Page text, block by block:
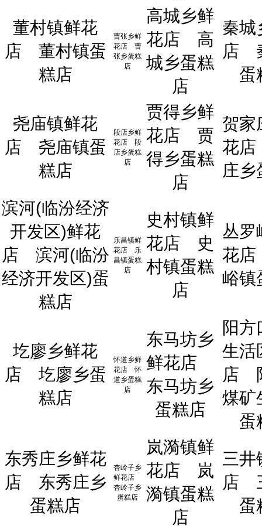
董村镇鲜花
店
董村镇蛋
糕店
曹张乡鲜
花店
曹
张乡蛋糕
店
高城乡鲜
花店
高
城乡蛋糕
店
秦城
店
蛋
尧庙镇鲜花
店
尧庙镇蛋
糕店
段店乡鲜
花店
段
店乡蛋糕
店
贾得乡鲜
花店
贾
得乡蛋糕
店
贺家
花店
庄乡
滨河(临汾经济
开发区)鲜花
店
滨河(临汾
经济开发区)蛋
糕店
乐昌镇鲜
花店
乐
昌镇蛋糕
店
史村镇鲜
花店
史
村镇蛋糕
店
丛罗
花店
峪镇
圪廖乡鲜花
店
圪廖乡蛋
糕店
怀道乡鲜
花店
怀
道乡蛋糕
店
东马坊乡
鲜花店
东马坊乡
蛋糕店
阳方
生活
店
煤矿
蛋
东秀庄乡鲜花
店
东秀庄乡
蛋糕店
杏岭子乡
鲜花店
杏岭子乡
蛋糕店
岚漪镇鲜
花店
岚
漪镇蛋糕
店
三井
店
蛋